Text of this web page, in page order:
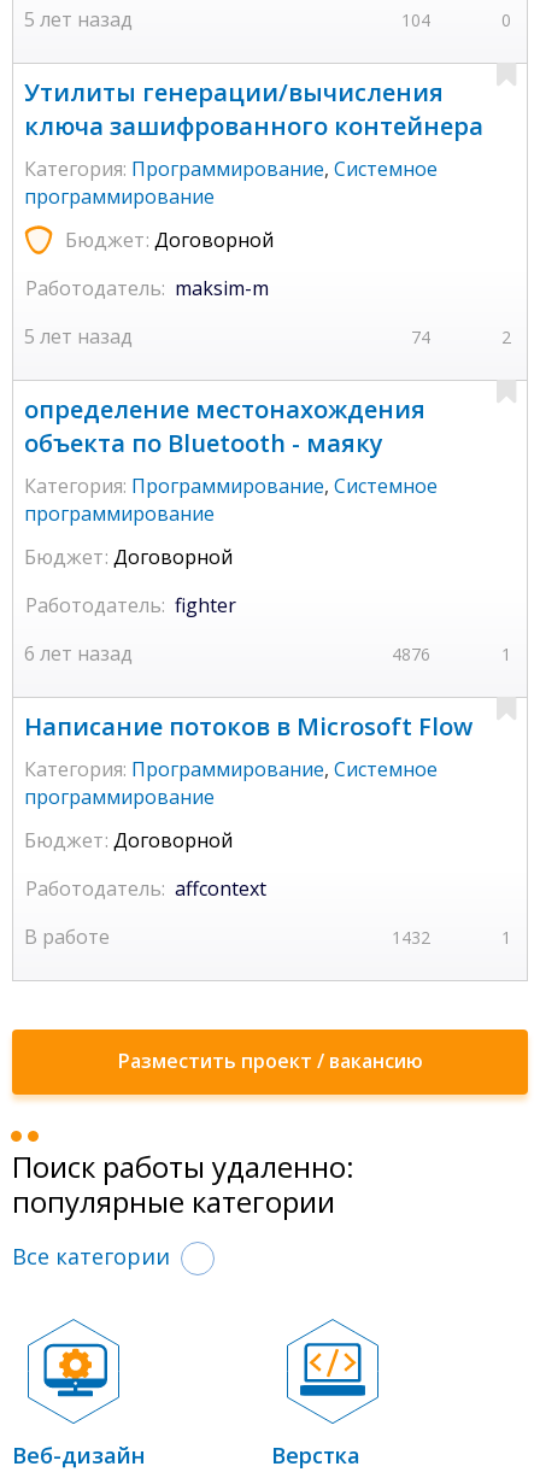
104 0
5 лет назад
Утилиты генерации/вычисления
ключа зашифрованного контейнера
Категория: Программирование, Системное
программирование
Бюджет: Договорной
74 2
5 лет назад
Работодатель: maksim-m
определение местонахождения
объекта по Bluetooth - маяку
Категория: Программирование, Системное
программирование
Бюджет: Договорной
4876 1
6 лет назад
Работодатель: fighter
Написание потоков в Microsoft Flow
Категория: Программирование, Системное
программирование
Бюджет: Договорной
1432 1
В работе
Работодатель: affcontext
Разместить проект / вакансию
Поиск работы удаленно:
популярные категории
Все категории
Веб-дизайн Верстка